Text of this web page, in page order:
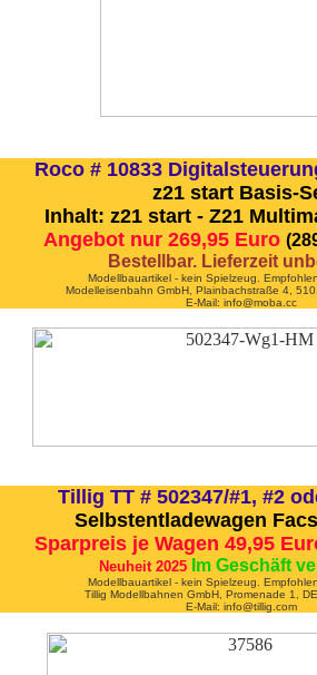
Roco # 10833
z21 start Basis-
Inhalt: z21 start - Z21
Angebot nur 269,95 Euro
Bestellbar. Lieferzeit
Modellbauartikel - kein Spielzeug.
Modelleisenbahn GmbH, Plainbachstraße 4,
E-Mail: info@moba.cc
Tillig TT # 502347/#1, #2
Selbstentladewagen
Sparpreis je Wagen 49,95
Neuheit 2025 Im Geschäft
Modellbauartikel - kein Spielzeug.
Tillig Modellbahnen GmbH, Promenade 1,
E-Mail: info@tillig.com